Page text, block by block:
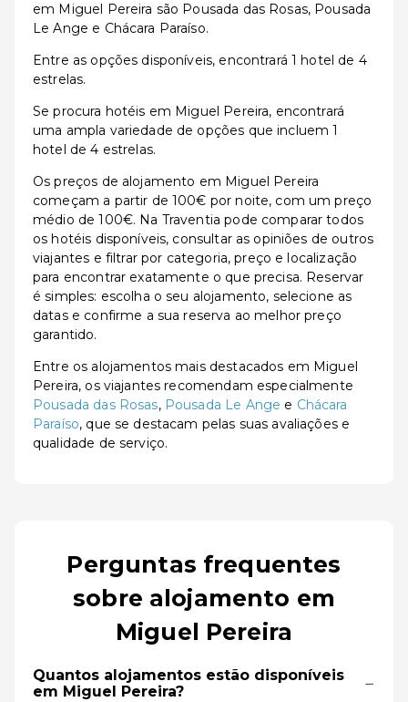
em Miguel Pereira são Pousada das Rosas, Pousada
Le Ange e Chácara Paraíso.
Entre as opções disponíveis, encontrará 1 hotel de 4
estrelas.
Se procura hotéis em Miguel Pereira, encontrará
uma ampla variedade de opções que incluem 1
hotel de 4 estrelas.
Os preços de alojamento em Miguel Pereira
começam a partir de 100€ por noite, com um preço
médio de 100€. Na Traventia pode comparar todos
os hotéis disponíveis, consultar as opiniões de outros
viajantes e filtrar por categoria, preço e localização
para encontrar exatamente o que precisa. Reservar
é simples: escolha o seu alojamento, selecione as
datas e confirme a sua reserva ao melhor preço
garantido.
Entre os alojamentos mais destacados em Miguel
Pereira, os viajantes recomendam especialmente
Pousada das Rosas, Pousada Le Ange e Chácara
Paraíso, que se destacam pelas suas avaliações e
qualidade de serviço.
Perguntas frequentes
sobre alojamento em
Miguel Pereira
Quantos alojamentos estão disponíveis
em Miguel Pereira?
−